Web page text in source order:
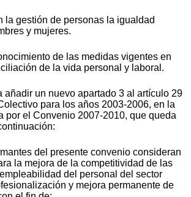
la gestión de personas la igualdad
y mujeres.
de las medidas vigentes en
de la vida personal y laboral.
añadir un nuevo apartado 3 al artículo 29
para los años 2003-2006, en la
por el Convenio 2007-2010, que queda
del presente convenio consideran
la mejora de la competitividad de las
del personal del sector
y mejora permanente de